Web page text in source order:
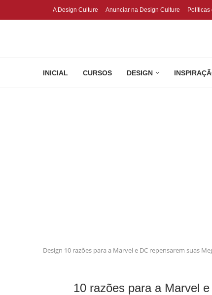
A Design Culture Anunciar na Design Culture
INICIAL CURSOS DESIGN
Design 10 razões para a Marvel e DC repensarem suas
10 razões para a Marvel